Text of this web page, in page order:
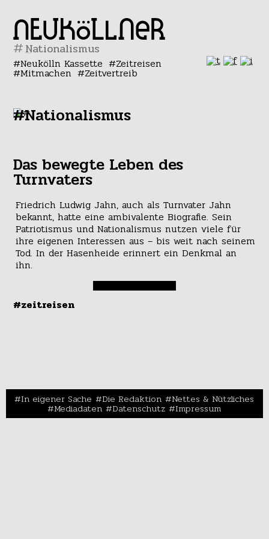
#
Neukölln Kassette Zeitreisen
Mitmachen Zeitvertreib
#Nationalismus
Das bewegte Leben des
Turnvaters
Friedrich Ludwig Jahn, auch als Turnvater Jahn
bekannt, hatte eine ambivalente Biografie. Sein
Patriotismus und Nationalismus nutzen viele für
ihre eigenen Interessen aus – bis weit nach seinem
Tod. In der Hasenheide erinnert ein Denkmal an
ihn.
#zeitreisen
In eigener Sache Die Redaktion Nettes & Nützliches
Mediadaten Datenschutz Impressum